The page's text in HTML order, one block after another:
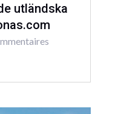
utländska